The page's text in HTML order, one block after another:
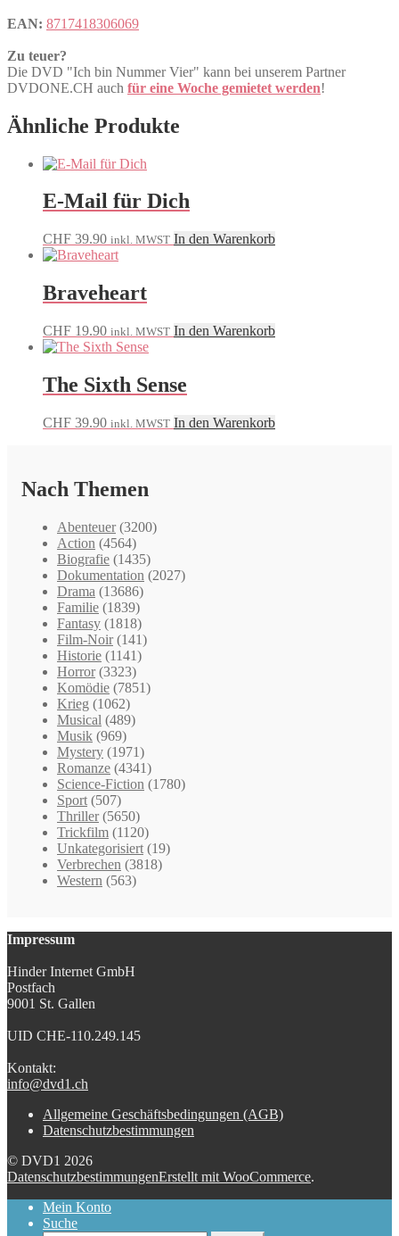
EAN: 8717418306069
Zu teuer?
Die DVD "Ich bin Nummer Vier" kann bei unserem Partner
DVDONE.CH auch für eine Woche gemietet werden!
Ähnliche Produkte
E-Mail für Dich
CHF 39.90 inkl. MWST In den Warenkorb
Braveheart
CHF 19.90 inkl. MWST In den Warenkorb
The Sixth Sense
CHF 39.90 inkl. MWST In den Warenkorb
Nach Themen
Abenteuer (3200)
Action (4564)
Biografie (1435)
Dokumentation (2027)
Drama (13686)
Familie (1839)
Fantasy (1818)
Film-Noir (141)
Historie (1141)
Horror (3323)
Komödie (7851)
Krieg (1062)
Musical (489)
Musik (969)
Mystery (1971)
Romanze (4341)
Science-Fiction (1780)
Sport (507)
Thriller (5650)
Trickfilm (1120)
Unkategorisiert (19)
Verbrechen (3818)
Western (563)
Impressum
Hinder Internet GmbH
Postfach
9001 St. Gallen
UID CHE-110.249.145
Kontakt:
info@dvd1.ch
Allgemeine Geschäftsbedingungen (AGB)
Datenschutzbestimmungen
© DVD1 2026
DatenschutzbestimmungenErstellt mit WooCommerce.
Mein Konto
Suche